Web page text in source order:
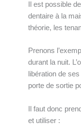
Il est possible
dentaire à la
théorie, les
Prenons
durant la nuit.
libération de
porte de sortie
Il faut donc
et utiliser :